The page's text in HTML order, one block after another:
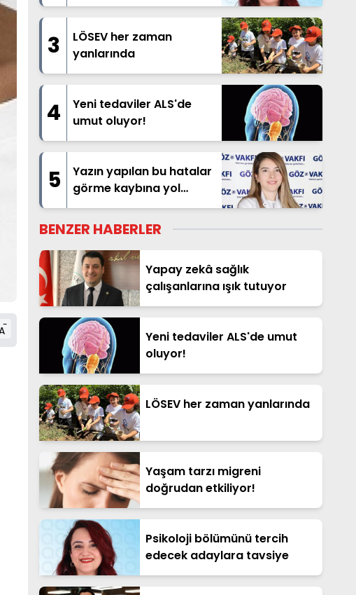
-
3
LÖSEV her zaman
yanlarında
4
Yeni tedaviler ALS'de
umut oluyor!
5
Yazın yapılan bu hatalar
görme kaybına yol
açabilir!
BENZER HABERLER
Yapay zekâ sağlık
çalışanlarına ışık tutuyor
Yeni tedaviler ALS'de umut
oluyor!
LÖSEV her zaman yanlarında
Yaşam tarzı migreni
doğrudan etkiliyor!
Psikoloji bölümünü tercih
edecek adaylara tavsiye